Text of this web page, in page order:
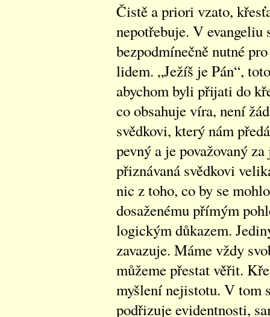
Čistě a priori vzato,
nepotřebuje. V evangeliu
bezpodmínečně nutné
lidem. „Ježíš je Pán“,
abychom byli přijati do
co obsahuje víra, není
svědkovi, který nám
pevný a je považovaný
přiznávaná svědkovi
nic z toho, co by se
dosaženému přímým
logickým důkazem.
zavazuje. Máme vždy
můžeme přestat věřit.
myšlení nejistotu. V tom
podřizuje evidentnosti,